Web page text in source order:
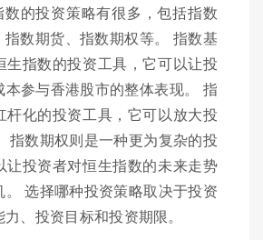
的投资策略有很多，包括指数
数期货、指数期权等。 指数基
生指数的投资工具，它可以让投
本参与香港股市的整体表现。 指
杆化的投资工具，它可以放大投
指数期权则是一种更为复杂的投
让投资者对恒生指数的未来走势
选择哪种投资策略取决于投资
、投资目标和投资期限。